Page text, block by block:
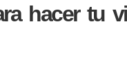
hacer tu